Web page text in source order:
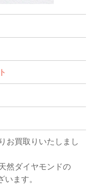
お買取りいたしまし
然ダイヤモンドの
います。